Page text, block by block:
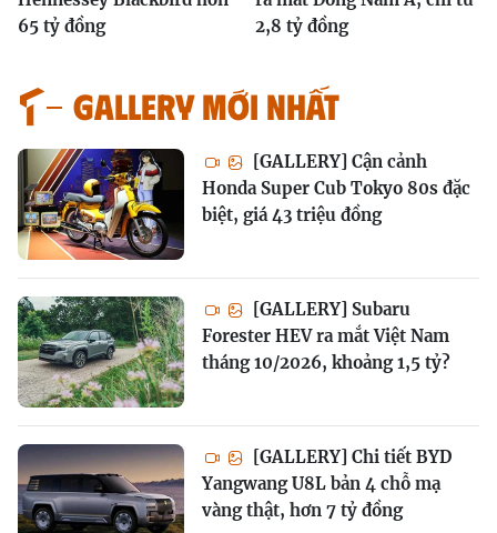
65 tỷ đồng
2,8 tỷ đồng
GALLERY MỚI NHẤT
[GALLERY] Cận cảnh
Honda Super Cub Tokyo 80s đặc
biệt, giá 43 triệu đồng
[GALLERY] Subaru
Forester HEV ra mắt Việt Nam
tháng 10/2026, khoảng 1,5 tỷ?
[GALLERY] Chi tiết BYD
Yangwang U8L bản 4 chỗ mạ
vàng thật, hơn 7 tỷ đồng